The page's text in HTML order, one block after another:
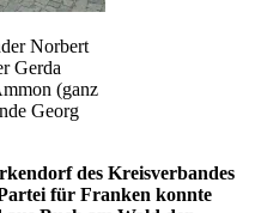
Norbert
Gerda
(ganz
Georg
des Kreisverbandes
für Franken konnte